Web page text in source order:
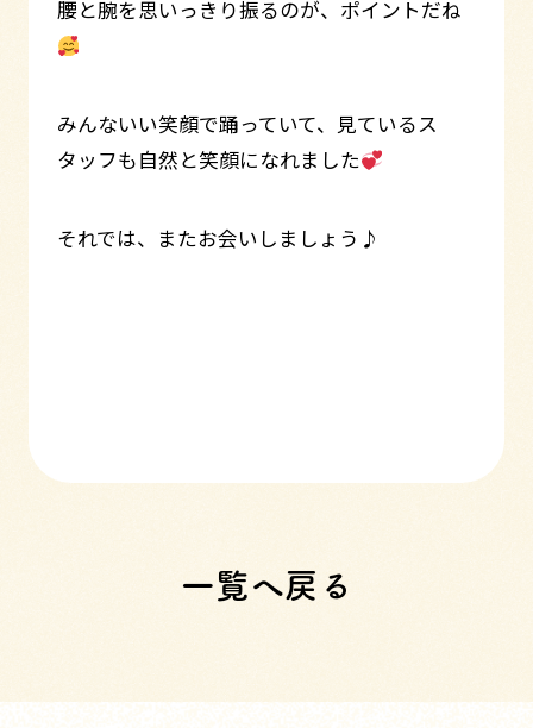
腰と腕を思いっきり振るのが、ポイントだね
みんないい笑顔で踊っていて、見ているス
タッフも自然と笑顔になれました
それでは、またお会いしましょう♪
一覧へ戻る